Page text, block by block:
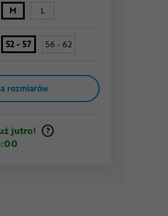
M L
52 - 57 56 - 62
rozmiarów
jutro!